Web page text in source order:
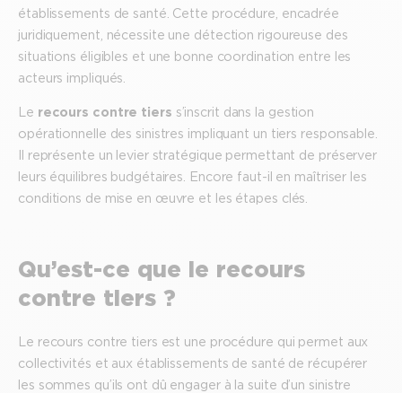
établissements de santé. Cette procédure, encadrée
juridiquement, nécessite une détection rigoureuse des
situations éligibles et une bonne coordination entre les
acteurs impliqués.
Le recours contre tiers s’inscrit dans la gestion
opérationnelle des sinistres impliquant un tiers responsable.
Il représente un levier stratégique permettant de préserver
leurs équilibres budgétaires. Encore faut-il en maîtriser les
conditions de mise en œuvre et les étapes clés.
Qu’est-ce que le recours
contre tiers ?
Le recours contre tiers est une procédure qui permet aux
collectivités et aux établissements de santé de récupérer
les sommes qu’ils ont dû engager à la suite d’un sinistre